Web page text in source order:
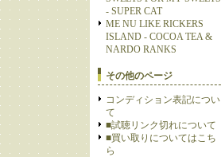
- SUPER CAT
ME NU LIKE RICKERS
ISLAND - COCOA TEA &
NARDO RANKS
その他のページ
コンディション表記につい
て
■試聴リンク切れについて
■買い取りについてはこち
ら